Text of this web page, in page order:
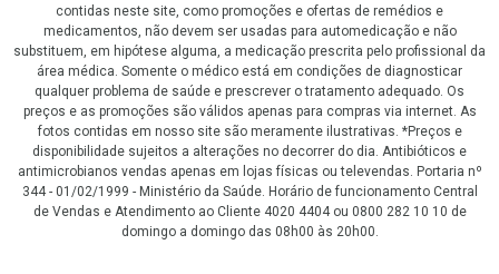
contidas neste site, como promoções e ofertas de remédios e
medicamentos, não devem ser usadas para automedicação e não
substituem, em hipótese alguma, a medicação prescrita pelo profissional da
área médica. Somente o médico está em condições de diagnosticar
qualquer problema de saúde e prescrever o tratamento adequado. Os
preços e as promoções são válidos apenas para compras via internet. As
fotos contidas em nosso site são meramente ilustrativas. *Preços e
disponibilidade sujeitos a alterações no decorrer do dia. Antibióticos e
antimicrobianos vendas apenas em lojas físicas ou televendas. Portaria nº
344 - 01/02/1999 - Ministério da Saúde. Horário de funcionamento Central
de Vendas e Atendimento ao Cliente 4020 4404 ou 0800 282 10 10 de
domingo a domingo das 08h00 às 20h00.